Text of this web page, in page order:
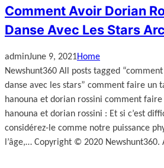
Comment Avoir Dorian
Danse Avec Les Stars
adminJune 9, 2021Home
Newshunt360 All posts tagged
danse avec les stars” comment faire un
hanouna et dorian rossini comment faire
hanouna et dorian rossini : Et si c’est
considérez-le comme notre puissance
l’âge,… Copyright © 2020 Newshunt360.